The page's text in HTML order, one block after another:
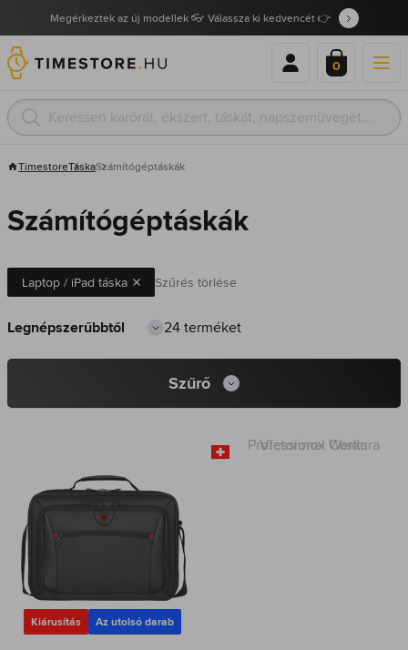
Megérkeztek az új modellek 👓 Válassza ki kedvencét 👉
0
TimestoreTáskaSzámítógéptáskák
Számítógéptáskák
Laptop / iPad táska Szűrés törlése
24 terméket
Szűrő
Kiárusítás Az utolsó darab